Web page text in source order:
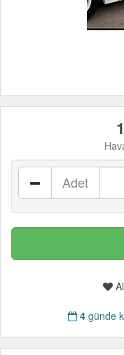
Adet
4 günde